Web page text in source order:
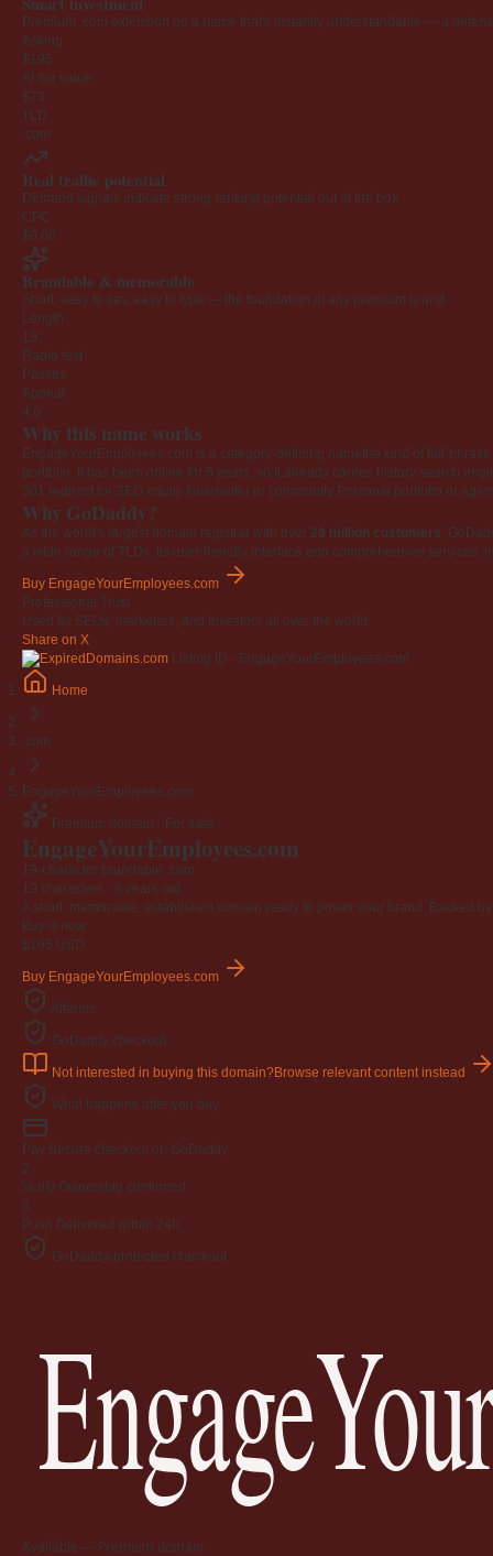
Premium .com extension on a name that's instantly understandable — a
Asking
$195
AI fair value
$73
TLD
.com
Real traffic potential
Demand signals indicate strong ranking potential out of the box.
CPC
$0.00
Brandable & memorable
Short, easy to say, easy to type — the foundation of any premium brand.
Length
19
Radio test
Passes
Appeal
4.0
Why this name works
EngageYourEmployees.com is a category-defining namethe kind of full-
portfolio. It has been online for 6 years, so it already carries history search
301 redirect for SEO equity Newsletter or community Personal portfolio or
Why GoDaddy?
As the world's largest domain registrar with over 20 million customers,
a wide range of TLDs. Its user-friendly interface and comprehensive
Buy EngageYourEmployees.com
Professional Trust
Used by SEOs, marketers, and investors all over the world.
Share on X
Listing ID · EngageYourEmployees.com
Home
.com
EngageYourEmployees.com
Premium domain · For sale
EngageYourEmployees.com
19-character brandable .com
19 characters · 6 years old
A short, memorable, established domain ready to power your brand. Backed
Buy-it-now
$195 USD
Buy EngageYourEmployees.com
Afternic
GoDaddy checkout
Not interested in buying this domain?Browse relevant content instead
What happens after you buy
Pay Secure checkout on GoDaddy
2
Verify Ownership confirmed
3
Push Delivered within 24h
GoDaddy-protected checkout
Available — Premium domain